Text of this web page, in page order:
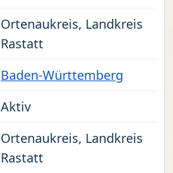
Ortenaukreis, Landkreis
Rastatt
Baden-Württemberg
Aktiv
Ortenaukreis, Landkreis
Rastatt